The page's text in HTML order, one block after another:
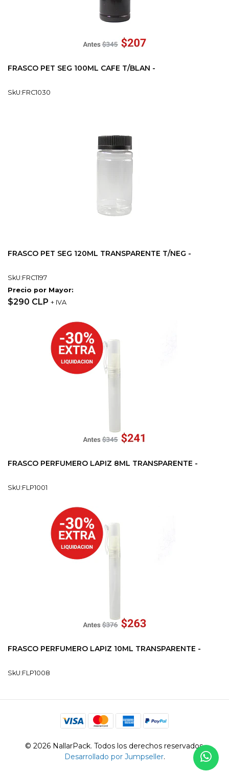
FRASCO PET SEG 100ML CAFE T/BLAN -
SkU:FRC1030
FRASCO PET SEG 120ML TRANSPARENTE T/NEG -
SkU:FRC1197
Precio por Mayor:
$290 CLP + IVA
FRASCO PERFUMERO LAPIZ 8ML TRANSPARENTE -
SkU:FLP1001
FRASCO PERFUMERO LAPIZ 10ML TRANSPARENTE -
SkU:FLP1008
© 2026 NallarPack. Todos los derechos reservados.
Desarrollado por Jumpseller.